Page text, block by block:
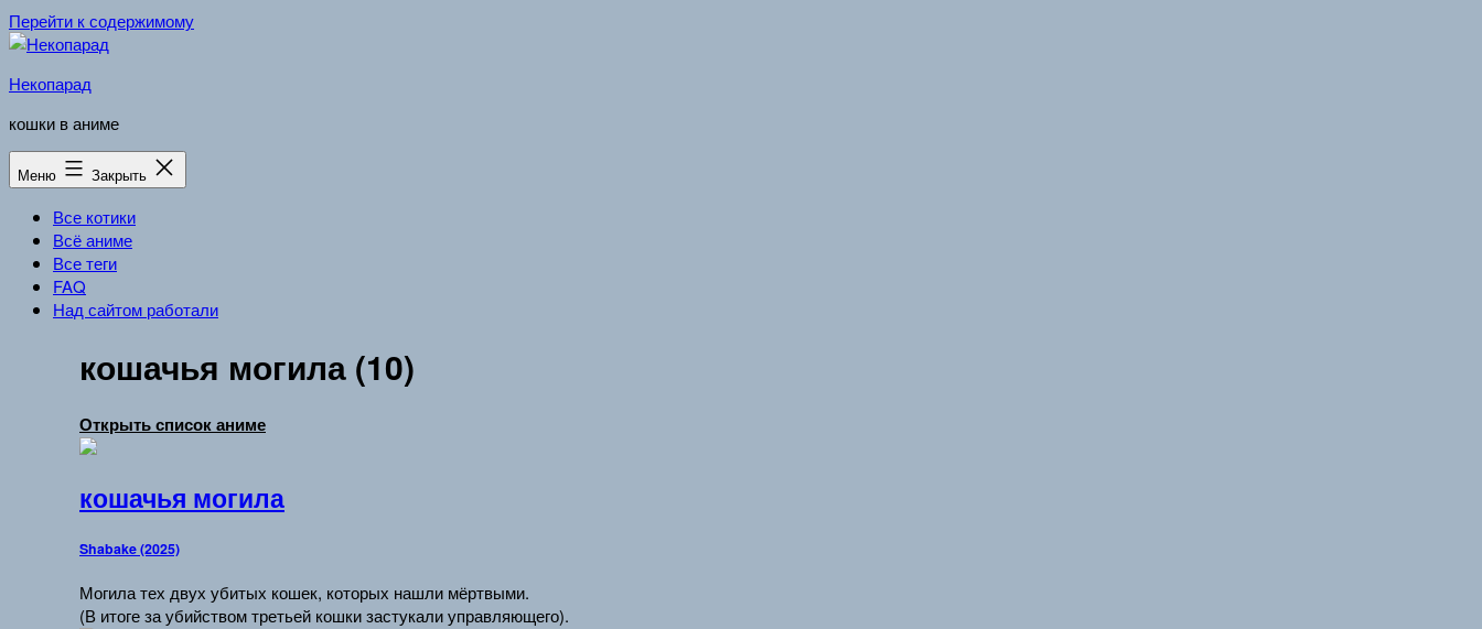
Перейти к содержимому
Некопарад
кошки в аниме
Меню Закрыть
Все котики
Всё аниме
Все теги
FAQ
Над сайтом работали
кошачья могила (10)
Открыть список аниме
кошачья могила
Shabake (2025)
Могила тех двух убитых кошек, которых нашли мёртвыми.
(В итоге за убийством третьей кошки застукали управляющего).